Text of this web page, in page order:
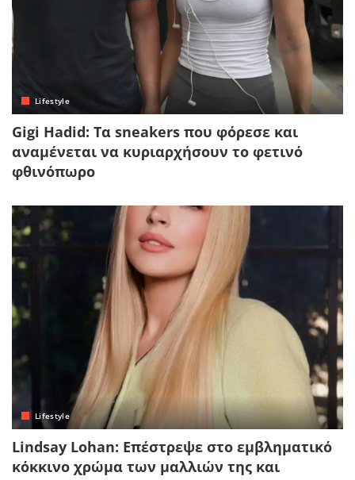
Lifestyle
Gigi Hadid: Τα sneakers που φόρεσε και
αναμένεται να κυριαρχήσουν το φετινό
φθινόπωρο
Lifestyle
Lindsay Lohan: Επέστρεψε στο εμβληματικό
κόκκινο χρώμα των μαλλιών της και